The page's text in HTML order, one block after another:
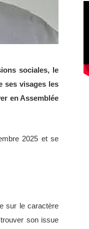
sociales, le
ses visages les
en Assemblée
2025 et se
sur le caractère
son issue